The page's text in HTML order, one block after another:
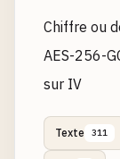
Chiffre ou
AES-256-
sur IV
Texte 311